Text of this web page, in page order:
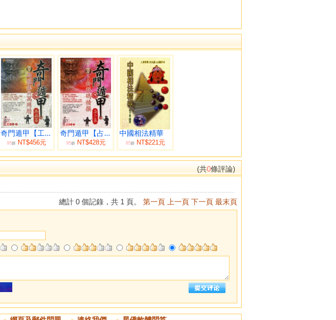
奇門遁甲【工...
95折NT$456元
奇門遁甲【占...
95折NT$428元
中國相法精華
85折NT$221元
(共0條評論)
總計 0 個記錄，共 1 頁。 第一頁 上一頁 下一頁 最末頁